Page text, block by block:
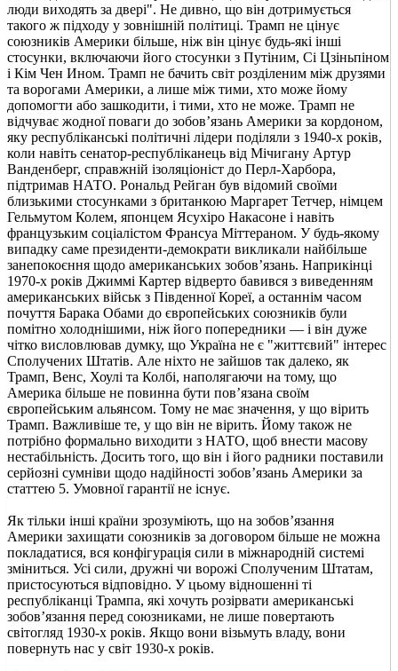
люди виходять за двері". Не дивно, що він дотримується
такого ж підходу у зовнішній політиці. Трамп не цінує
союзників Америки більше, ніж він цінує будь-які інші
стосунки, включаючи його стосунки з Путіним, Сі Цзіньпіном
і Кім Чен Ином. Трамп не бачить світ розділеним між друзями
та ворогами Америки, а лише між тими, хто може йому
допомогти або зашкодити, і тими, хто не може. Трамп не
відчуває жодної поваги до зобов’язань Америки за кордоном,
яку республіканські політичні лідери поділяли з 1940-х років,
коли навіть сенатор-республіканець від Мічигану Артур
Ванденберг, справжній ізоляціоніст до Перл-Харбора,
підтримав НАТО. Рональд Рейган був відомий своїми
близькими стосунками з британкою Маргарет Тетчер, німцем
Гельмутом Колем, японцем Ясухіро Накасоне і навіть
французьким соціалістом Франсуа Міттераном. У будь-якому
випадку саме президенти-демократи викликали найбільше
занепокоєння щодо американських зобов’язань. Наприкінці
1970-х років Джиммі Картер відверто бавився з виведенням
американських військ з Південної Кореї, а останнім часом
почуття Барака Обами до європейських союзників були
помітно холоднішими, ніж його попередники — і він дуже
чітко висловлював думку, що Україна не є "життєвий" інтерес
Сполучених Штатів. Але ніхто не зайшов так далеко, як
Трамп, Венс, Хоулі та Колбі, наполягаючи на тому, що
Америка більше не повинна бути пов’язана своїм
європейським альянсом. Тому не має значення, у що вірить
Трамп. Важливіше те, у що він не вірить. Йому також не
потрібно формально виходити з НАТО, щоб внести масову
нестабільність. Досить того, що він і його радники поставили
серйозні сумніви щодо надійності зобов’язань Америки за
статтею 5. Умовної гарантії не існує.
Як тільки інші країни зрозуміють, що на зобов’язання
Америки захищати союзників за договором більше не можна
покладатися, вся конфігурація сили в міжнародній системі
зміниться. Усі сили, дружні чи ворожі Сполученим Штатам,
пристосуються відповідно. У цьому відношенні ті
республіканці Трампа, які хочуть розірвати американські
зобов’язання перед союзниками, не лише повертають
світогляд 1930-х років. Якщо вони візьмуть владу, вони
повернуть нас у світ 1930-х років.